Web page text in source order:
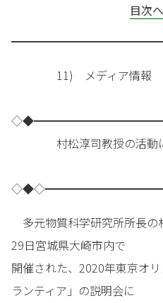
目次
11) メディア情報
村松淳司教授の活動
多元物質科学研究所所長の
29日宮城県大崎市内で
開催された、2020年東京オ
ランティア」の説明会に